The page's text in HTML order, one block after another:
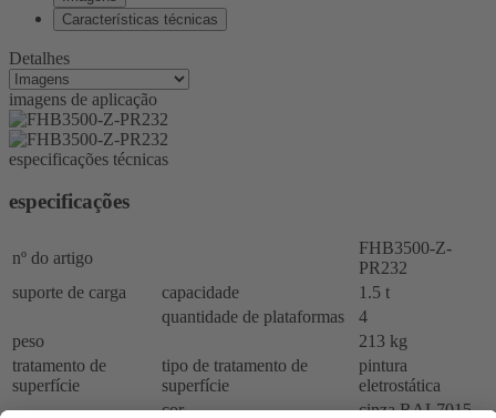
Características técnicas
Detalhes
imagens de aplicação
especificações técnicas
especificações
nº do artigo
FHB3500-Z-
PR232
suporte de carga
capacidade
1.5 t
quantidade de plataformas
4
peso
213 kg
tratamento de
superfície
tipo de tratamento de
superfície
pintura
eletrostática
cor
cinza RAL7015